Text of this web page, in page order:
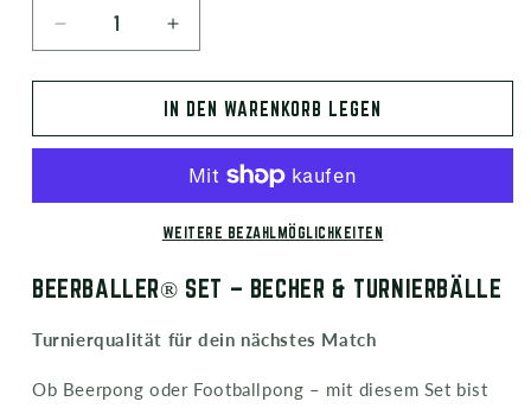
VERRINGERE
MENGE
BECHER
ERHÖHE
MENGE
FÜR
BECHER
&AMP;
BÄLLE
IN DEN WARENKORB LEGEN
WEITERE BEZAHLMÖGLICHKEITEN
BEERBALLER® SET – BECHER & TURNIERBÄLLE
Turnierqualität für dein nächstes Match
Ob Beerpong oder Footballpong – mit diesem Set bist